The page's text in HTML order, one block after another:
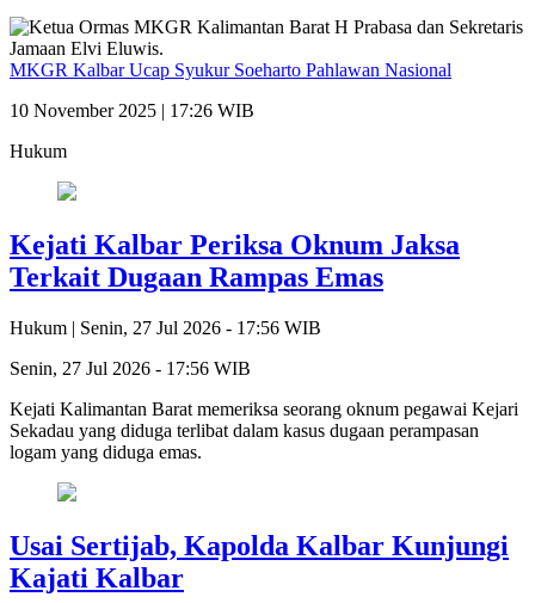
MKGR Kalbar Ucap Syukur Soeharto Pahlawan Nasional
10 November 2025 | 17:26 WIB
Hukum
Kejati Kalbar Periksa Oknum Jaksa
Terkait Dugaan Rampas Emas
Hukum | Senin, 27 Jul 2026 - 17:56 WIB
Senin, 27 Jul 2026 - 17:56 WIB
Kejati Kalimantan Barat memeriksa seorang oknum pegawai Kejari
Sekadau yang diduga terlibat dalam kasus dugaan perampasan
logam yang diduga emas.
Usai Sertijab, Kapolda Kalbar Kunjungi
Kajati Kalbar